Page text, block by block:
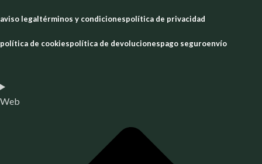
aviso legaltérminos y condicionespolítica de privacidad
política de cookiespolítica de devolucionespago seguroenvío
Web